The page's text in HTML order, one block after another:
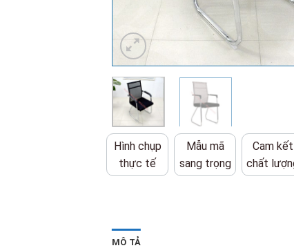
Hình chụp
thực tế
Mẫu mã
sang trọng
Cam kết
chất
MÔ TẢ